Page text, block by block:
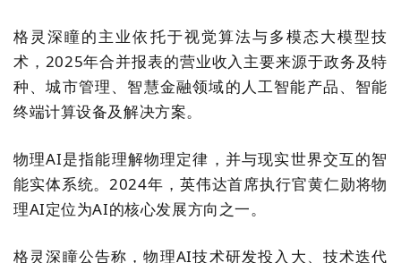
格灵深瞳的主业依托于视觉算法与多模态大模型技
术，2025年合并报表的营业收入主要来源于政务及特
种、城市管理、智慧金融领域的人工智能产品、智能
终端计算设备及解决方案。
物理AI是指能理解物理定律，并与现实世界交互的智
能实体系统。2024年，英伟达首席执行官黄仁勋将物
理AI定位为AI的核心发展方向之一。
格灵深瞳公告称，物理AI技术研发投入大、技术迭代